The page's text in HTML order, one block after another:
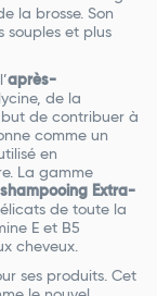
la brosse. Son
souples et plus
après-
de la
de contribuer à
comme un
en
La gamme
Extra-
de toute la
E et B5
cheveux.
ses produits. Cet